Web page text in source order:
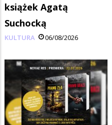
książek Agatą
Suchocką
KULTURA 06/08/2026